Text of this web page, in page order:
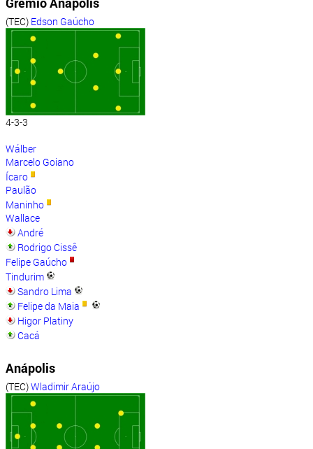
(TEC) Edson Gaúcho
4-3-3
Wálber
Marcelo Goiano
Ícaro
Paulão
Maninho
Wallace
André
Rodrigo Cissê
Felipe Gaúcho
Tindurim
Sandro Lima
Felipe da Maia
Higor Platiny
Cacá
Anápolis
(TEC)Wladimir Araújo